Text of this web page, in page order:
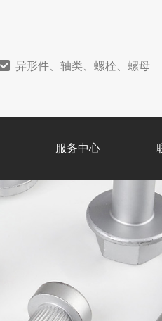
异形件、轴类、螺栓、螺母
服务中心